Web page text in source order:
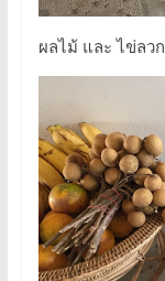
ผลไม้ และ ไข่ลวก